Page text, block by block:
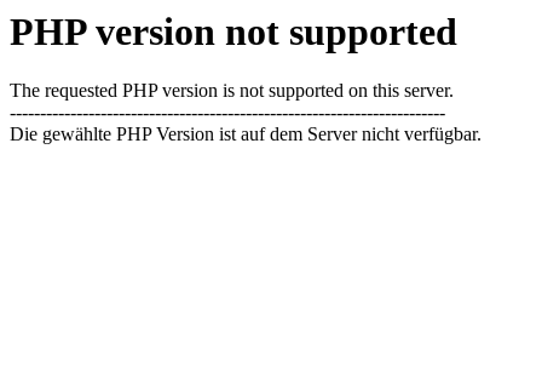
PHP version not supported
The requested PHP version is not supported on this server.
------------------------------------------------------------------------
Die gewählte PHP Version ist auf dem Server nicht verfügbar.